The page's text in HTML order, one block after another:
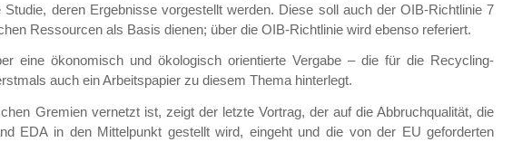
deren Ergebnisse vorgestellt werden. Diese soll auch der OIB-Richtlinie 7
Ressourcen als Basis dienen; über die OIB-Richtlinie wird ebenso referiert.
eine ökonomisch und ökologisch orientierte Vergabe – die für die Recycling-
auch ein Arbeitspapier zu diesem Thema hinterlegt.
Gremien vernetzt ist, zeigt der letzte Vortrag, der auf die Abbruchqualität, die
EDA in den Mittelpunkt gestellt wird, eingeht und die von der EU geforderten